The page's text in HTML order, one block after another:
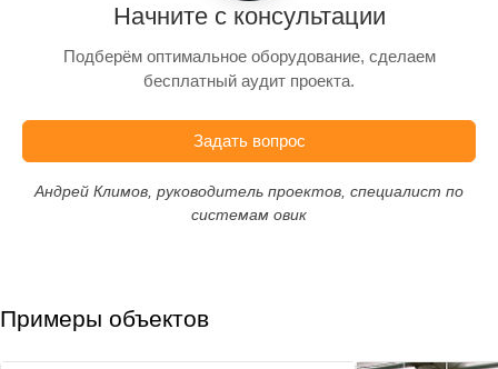
Начните с консультации
Подберём оптимальное оборудование, сделаем
бесплатный аудит проекта.
Задать вопрос
Андрей Климов, руководитель проектов, специалист по
системам овик
Примеры объектов